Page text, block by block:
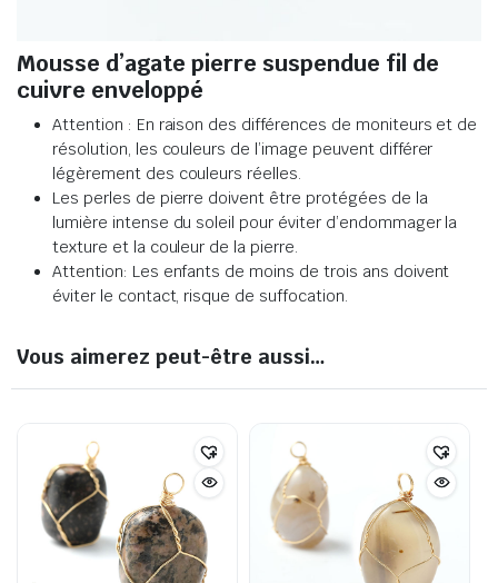
Mousse d’agate pierre suspendue fil de
cuivre enveloppé
Attention : En raison des différences de moniteurs et de
résolution, les couleurs de l’image peuvent différer
légèrement des couleurs réelles.
Les perles de pierre doivent être protégées de la
lumière intense du soleil pour éviter d’endommager la
texture et la couleur de la pierre.
Attention: Les enfants de moins de trois ans doivent
éviter le contact, risque de suffocation.
Vous aimerez peut-être aussi…